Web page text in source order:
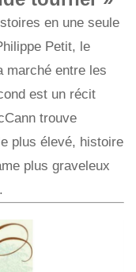
en une seule
Petit, le
marché entre les
est un récit
trouve
plus élevé, histoire
plus graveleux